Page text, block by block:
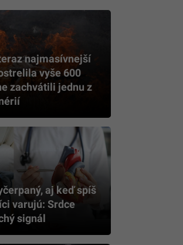
najmasívnejší
vyše 600
zachvátili jednu z
aj keď spíš
varujú: Srdce
signál